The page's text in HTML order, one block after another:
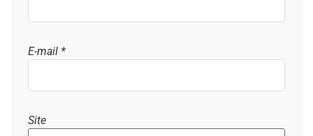
E-mail *
Site